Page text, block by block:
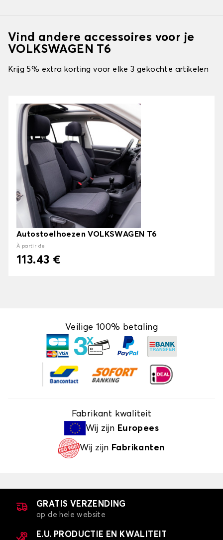
Vind andere accessoires voor je
VOLKSWAGEN T6
Krijg 5% extra korting voor elke 3 gekochte artikelen
Autostoelhoezen VOLKSWAGEN T6
À partir de
113.43 €
Veilige 100% betaling
Fabrikant kwaliteit
Wij zijn Europees
Wij zijn Fabrikanten
GRATIS VERZENDING
op de hele website
E.U. PRODUCTIE EN KWALITEIT